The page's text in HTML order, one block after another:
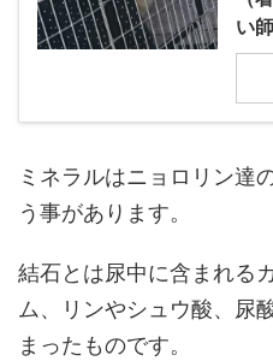
い
ミネラルはニョロリン達
う事があります。
結石とは尿中に含まれる
ム、リンやシュウ酸、尿
まったものです。